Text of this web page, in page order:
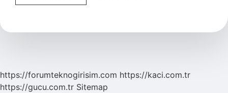
Din
Ad
https://forumteknogirisim.com https://kaci.com.tr
https://gucu.com.tr Sitemap